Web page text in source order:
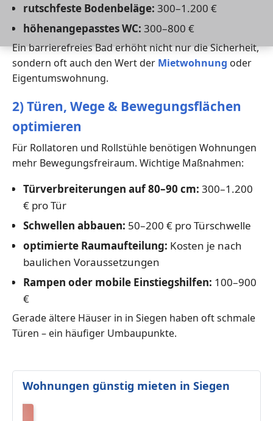
rutschfeste Bodenbeläge: 300–1.200 €
höhenangepasstes WC: 300–800 €
Ein barrierefreies Bad erhöht nicht nur die Sicherheit,
sondern oft auch den Wert der Mietwohnung oder
Eigentumswohnung.
2) Türen, Wege & Bewegungsflächen
optimieren
Für Rollatoren und Rollstühle benötigen Wohnungen
mehr Bewegungsfreiraum. Wichtige Maßnahmen:
Türverbreiterungen auf 80–90 cm: 300–1.200
€ pro Tür
Schwellen abbauen: 50–200 € pro Türschwelle
optimierte Raumaufteilung: Kosten je nach
baulichen Voraussetzungen
Rampen oder mobile Einstiegshilfen: 100–900
€
Gerade ältere Häuser in in Siegen haben oft schmale
Türen – ein häufiger Umbaupunkte.
Wohnungen günstig mieten in Siegen